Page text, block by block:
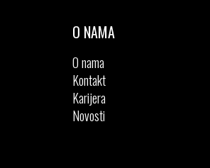
O NAMA
O nama
Kontakt
Karijera
Novosti